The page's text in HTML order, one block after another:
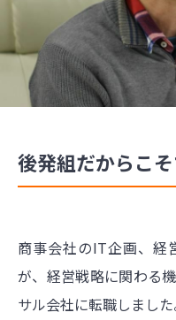
後発組だからこ
商事会社のIT企画、経
が、経営戦略に関わる
サル会社に転職しました